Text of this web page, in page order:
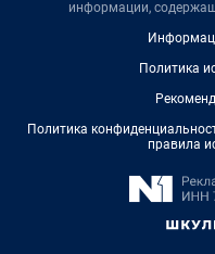
информации,
Политика
Политика
правила